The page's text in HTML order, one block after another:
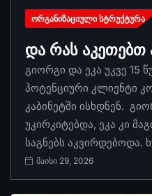
ᲝᲠᲒᲐᲜᲘᲖᲐᲪᲘᲣᲚᲘ ᲡᲢᲠᲣᲥᲢᲣᲠᲐ
და რას აკეთებთ
გიორგი და ეკა უკვე 15
პოტენციური კლიენტი
კაბინეტში ისხდნენ.
უკირკიტებდა, ეკა კი
საგნებს აკვირდებოდა.
მაისი 29, 2026